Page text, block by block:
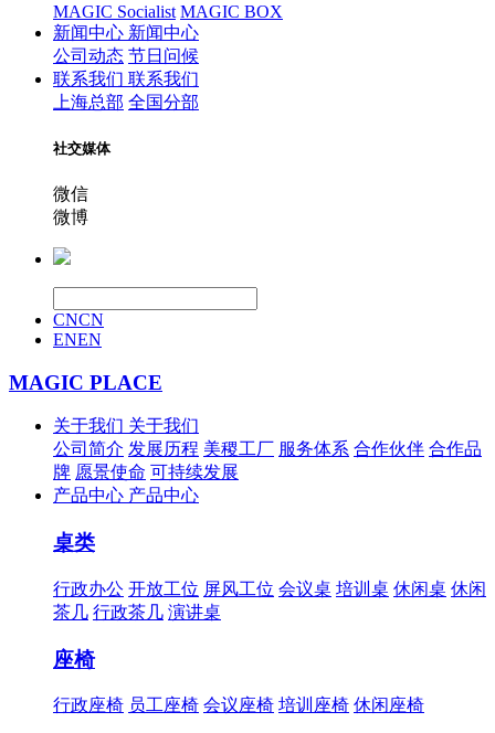
MAGIC Socialist MAGIC BOX
新闻中心 新闻中心
公司动态 节日问候
联系我们 联系我们
上海总部 全国分部
社交媒体
微信
微博
CNCN
ENEN
MAGIC PLACE
关于我们 关于我们
公司简介 发展历程 美稷工厂 服务体系 合作伙伴 合作品
牌 愿景使命 可持续发展
产品中心 产品中心
桌类
行政办公 开放工位 屏风工位 会议桌 培训桌 休闲桌 休闲
茶几 行政茶几 演讲桌
座椅
行政座椅 员工座椅 会议座椅 培训座椅 休闲座椅